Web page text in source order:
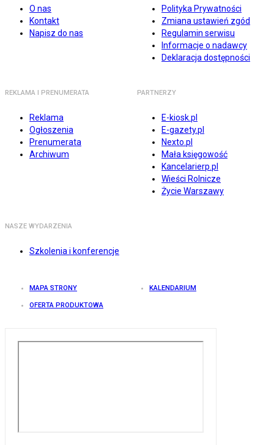
O nas
Kontakt
Napisz do nas
Polityka Prywatności
Zmiana ustawień zgód
Regulamin serwisu
Informacje o nadawcy
Deklaracja dostępności
REKLAMA I PRENUMERATA
Reklama
Ogłoszenia
Prenumerata
Archiwum
PARTNERZY
E-kiosk.pl
E-gazety.pl
Nexto.pl
Mała księgowość
Kancelarierp.pl
Wieści Rolnicze
Życie Warszawy
NASZE WYDARZENIA
Szkolenia i konferencje
MAPA STRONY KALENDARIUM
OFERTA PRODUKTOWA